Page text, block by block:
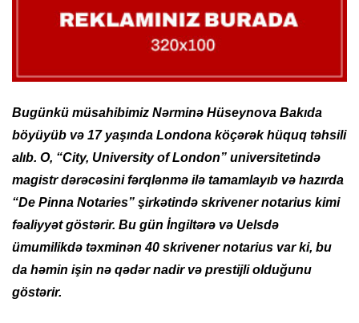
Bugünkü müsahibimiz Nərminə Hüseynova Bakıda
böyüyüb və 17 yaşında Londona köçərək hüquq təhsili
alıb. O, “City, University of London” universitetində
magistr dərəcəsini fərqlənmə ilə tamamlayıb və hazırda
“De Pinna Notaries” şirkətində skrivener notarius kimi
fəaliyyət göstərir. Bu gün İngiltərə və Uelsdə
ümumilikdə təxminən 40 skrivener notarius var ki, bu
da həmin işin nə qədər nadir və prestijli olduğunu
göstərir.